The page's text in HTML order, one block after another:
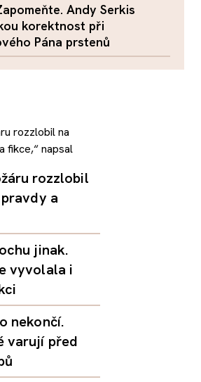
Andy Serkis
korektnost při
Pána prstenů
rozzlobil
a
jinak.
vyvolala i
nekončí.
varují před